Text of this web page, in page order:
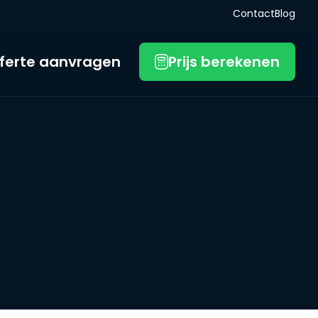
ContactBlog
aanvragen Prijs berekenen